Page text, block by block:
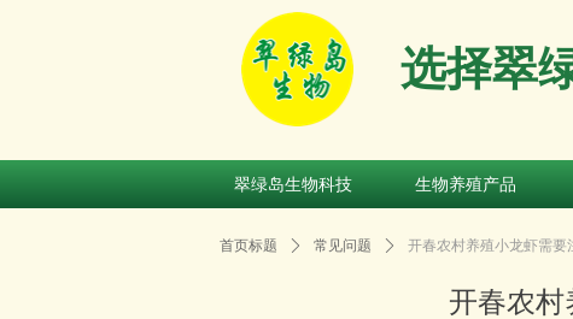
选择翠
翠绿岛生物科技 生物养殖产品
开春农
首页标题 ꄲ 常见问题 ꄲ 开春农村养殖小龙虾需要